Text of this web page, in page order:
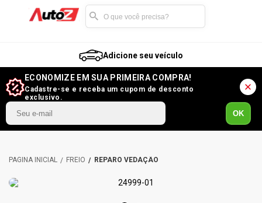
Adicione seu veículo
ECONOMIZE EM SUA PRIMEIRA COMPRA!
Cadastre-se e receba um cupom de desconto
exclusivo.
OK
FREIO REPARO VEDAÇÃO